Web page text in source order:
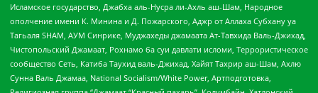
Исламское государство, Джабха аль-Нусра ли-Ахль аш-Шам, Народное
ополчение имени К. Минина и Д. Пожарского, Аджр от Аллаха Субхану уа
Тагьаля SHAM, АУМ Синрике, Муджахеды джамаата Ат-Тавхида Валь-Джихад,
Чистопольский Джамаат, Рохнамо ба суи давлати исломи, Террористическое
сообщество Сеть, Катиба Таухид валь-Джихад, Хайят Тахрир аш-Шам, Ахлю
Сунна Валь Джамаа, National Socialism/White Power, Артподготовка,